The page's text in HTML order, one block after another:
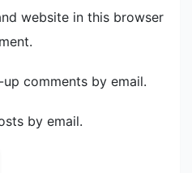
website in this browser
comments by email.
by email.